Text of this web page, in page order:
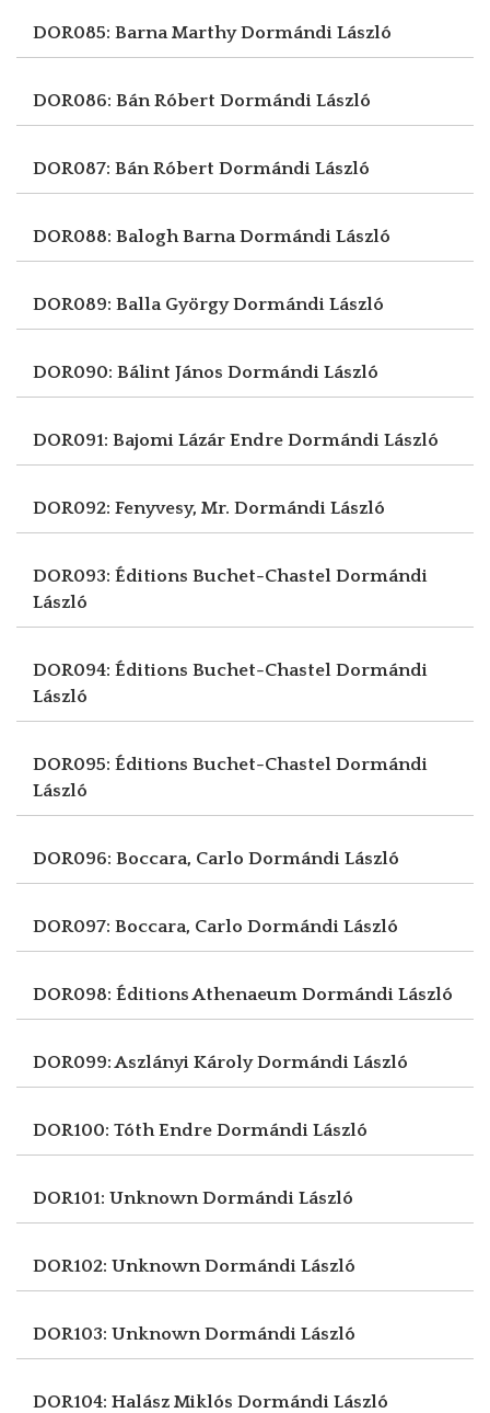
DOR085: Barna MarthyDormándi László
DOR086: Bán Róbert Dormándi László
DOR087: Bán Róbert Dormándi László
DOR088: Balogh BarnaDormándi László
DOR089: Balla GyörgyDormándi László
DOR090: Bálint János Dormándi László
DOR091: Bajomi Lázár Endre Dormándi László
DOR092: Fenyvesy, Mr. Dormándi László
DOR093: Éditions Buchet-Chastel Dormándi
László
DOR094: Éditions Buchet-Chastel Dormándi
László
DOR095: Éditions Buchet-Chastel Dormándi
László
DOR096: Boccara, Carlo Dormándi László
DOR097: Boccara, Carlo Dormándi László
DOR098: Éditions Athenaeum Dormándi László
DOR099: Aszlányi KárolyDormándi László
DOR100: Tóth Endre Dormándi László
DOR101: UnknownDormándi László
DOR102: UnknownDormándi László
DOR103: UnknownDormándi László
DOR104: Halász Miklós Dormándi László